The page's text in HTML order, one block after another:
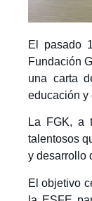
El pasado
Fundación
una carta
educación y
La FGK, a
talentosos
y desarrollo
El objetivo